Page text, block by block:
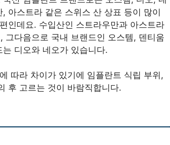
아스트라 같은 스위스 산 상표 등이 많이
인데요. 수입산인 스트라우만과 아스트라
다음으로 국내 브랜드인 오스템, 덴티움
디오와 네오가 있습니다.
따라 차이가 있기에 임플란트 식립 부위,
후 고르는 것이 바람직합니다.